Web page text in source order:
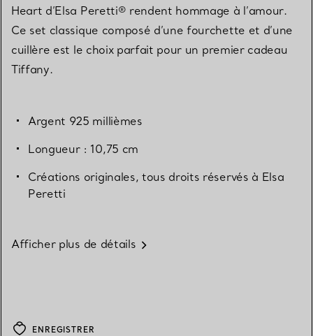
Heart d’Elsa Peretti® rendent hommage à l’amour.
Ce set classique composé d’une fourchette et d’une
cuillère est le choix parfait pour un premier cadeau
Tiffany.
Argent 925 millièmes
Longueur : 10,75 cm
Créations originales, tous droits réservés à Elsa
Peretti
Afficher plus de détails
ENREGISTRER